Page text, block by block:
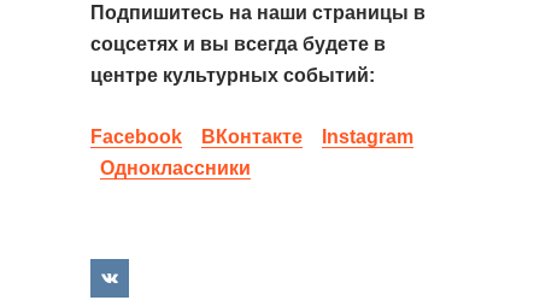
Подпишитесь на наши страницы в
соцсетях и вы всегда будете в
центре культурных событий:
Facebook ВКонтакте
Instagram
Одноклассники